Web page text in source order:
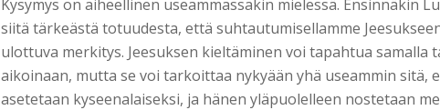
Kysymys on aiheellinen useammassakin mielessä. Ensinnäkin
siitä tärkeästä totuudesta, että suhtautumisellamme
ulottuva merkitys. Jeesuksen kieltäminen voi tapahtua samalla
aikoinaan, mutta se voi tarkoittaa nykyään yhä useammin sitä,
asetetaan kyseenalaiseksi, ja hänen yläpuolelleen nostetaan